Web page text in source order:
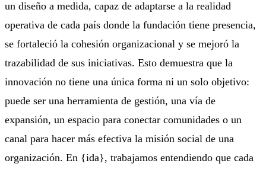
un diseño a medida, capaz de adaptarse a la realidad
operativa de cada país donde la fundación tiene presencia,
se fortaleció la cohesión organizacional y se mejoró la
trazabilidad de sus iniciativas. Esto demuestra que la
innovación no tiene una única forma ni un solo objetivo:
puede ser una herramienta de gestión, una vía de
expansión, un espacio para conectar comunidades o un
canal para hacer más efectiva la misión social de una
organización. En {ida}, trabajamos entendiendo que cada